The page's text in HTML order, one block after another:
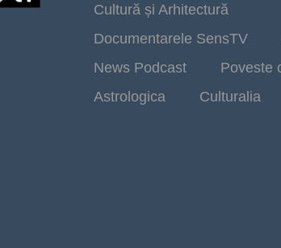
Cultură și Arhitectură
Documentarele SensTV
News Podcast
Poveste
Astrologica
Culturalia